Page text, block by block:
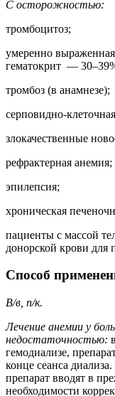
С осторожностью:
тромбоцитоз;
умеренно
гематокрит —
тромбоз (в анамнезе);
серповидно-
злокачественные
рефрактерная анемия;
эпилепсия;
хроническая
пациенты с массой
донорской крови для
Способ
В/в, п/к.
Лечение анемии у
недостаточностью:
гемодиализе,
конце сеанса
препарат вводят в
необходимости